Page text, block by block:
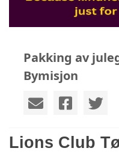
Pakking av
Bymisjon
Lions Club